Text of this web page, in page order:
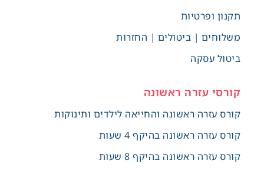
תקנון ופרטיות
משלוחים | ביטולים | החזרות
ביטול עסקה
קורסי עזרה ראשונה
קורס עזרה ראשונה והחייאה לילדים ותינוקות
קורס עזרה ראשונה בהיקף 4 שעות
קורס עזרה ראשונה בהיקף 8 שעות